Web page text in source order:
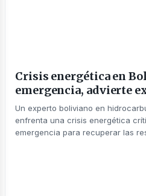
Crisis energética en
emergencia, advierte
Un experto boliviano en
enfrenta una crisis energética
emergencia para recuperar las